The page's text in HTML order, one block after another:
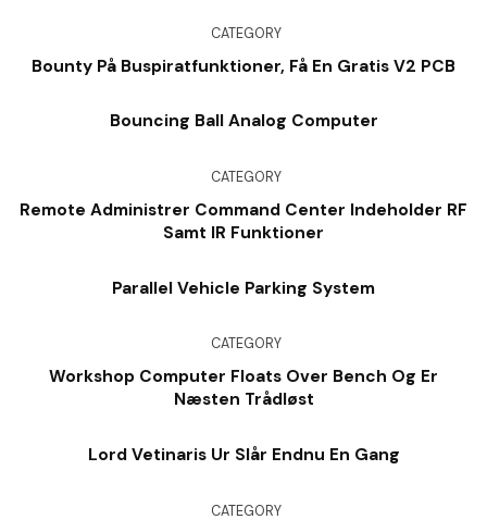
CATEGORY
Bounty På Buspiratfunktioner, Få En Gratis V2 PCB
Bouncing Ball Analog Computer
CATEGORY
Remote Administrer Command Center Indeholder RF
Samt IR Funktioner
Parallel Vehicle Parking System
CATEGORY
Workshop Computer Floats Over Bench Og Er
Næsten Trådløst
Lord Vetinaris Ur Slår Endnu En Gang
CATEGORY